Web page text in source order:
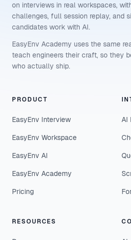
on interviews in real workspaces,
challenges, full session replay, and
candidates work with AI.
EasyEnv Academy uses the same
teach engineers their craft, so they
who actually ship.
PRODUCT
EasyEnv Interview
EasyEnv Workspace
EasyEnv AI
EasyEnv Academy
Pricing
AI
RESOURCES